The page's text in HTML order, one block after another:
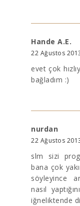
Hande A.E.
22 Ağustos
evet çok
bağladım :)
nurdan
22 Ağustos
slm sizi
bana çok
söyleyince
nasıl
iğneliktende